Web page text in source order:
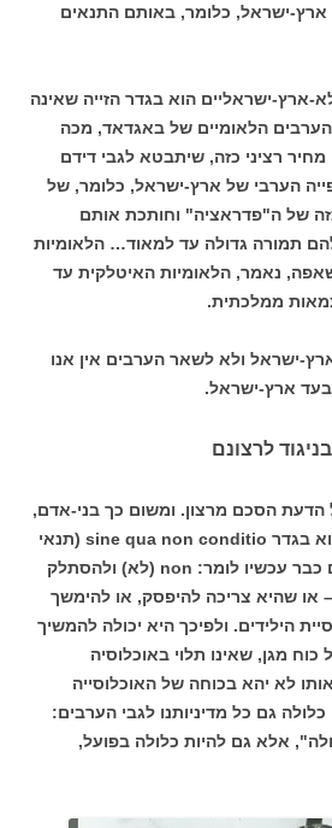
ארץ-ישראל, כלומר, באותם התנאים
ישראליים הוא בגדר הזייה שאינה
הלאומיים של באגדאד, מכה
רציני כזה, שיתבטא לגבי דידם
הערבי של ארץ-ישראל, כלומר, של
של ה"פדראציה" וחותכת אותם
תמורה גדולה עד למאוד… הלאומיות
נאמר, הלאומיות האיטלקית עד
ישראל ולא לשאר הערבים אין אנו
בעד ארץ-ישראל.
לרצונם
הדעת הסכם מרצון. ומשום כך בני-אדם,
החושבים שהסכם כזה הוא בגדר sine qua non conditio (תנאי
בל-יעבור) לציונות יכולים כבר עכשיו לומר: non (לא) ולהסתלק
– או שהיא צריכה להיפסק, או להימשך
הילידים. ולפיכך היא יכולה להמשיך
מגן, שאינו תלוי באוכלוסיה
לא יהא בכוחה של האוכלוסייה
גם כל מדיניותנו לגבי הערבים:
אלא גם להיות כלולה בפועל,